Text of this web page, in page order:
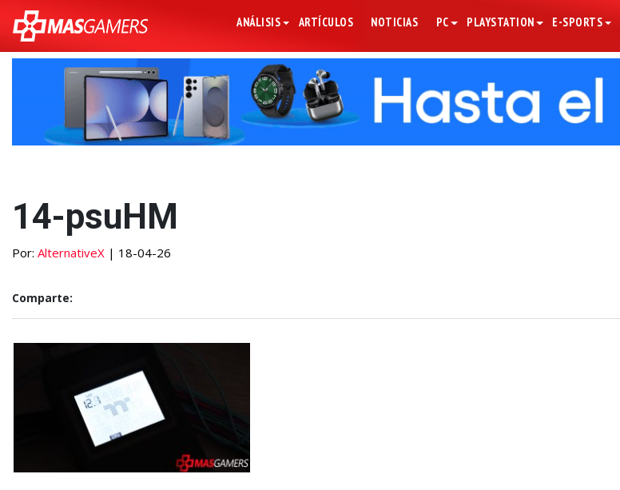
ANÁLISIS ARTÍCULOS NOTICIAS PC PLAYSTATION E-SPORTS
14-psuHM
Por: AlternativeX | 18-04-26
Comparte: